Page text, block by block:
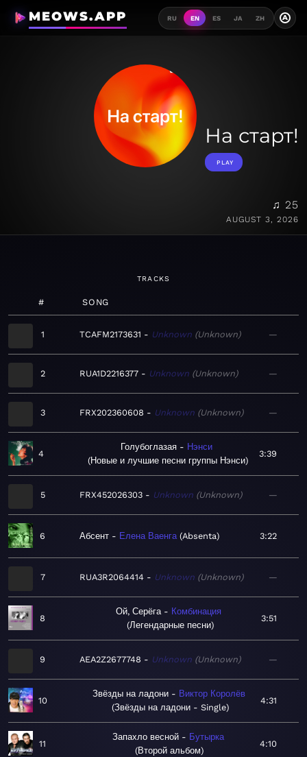
MEOWS.APP RU EN ES JA ZH A
На старт!
PLAY
♫ 25
AUGUST 3, 2026
TRACKS
# SONG
1 TCAFM2173631 Unknown Unknown —
2 RUA1D2216377 Unknown Unknown —
3 FRX202360608 Unknown Unknown —
4
Голубоглазая
Нэнси
Новые и лучшие песни группы Нэнси
3:39
5 FRX452026303 Unknown Unknown —
6 Абсент Елена Ваенга Absenta 3:22
7 RUA3R2064414 Unknown Unknown —
8
Ой, Серёга
Комбинация
Легендарные песни
3:51
9 AEA2Z2677748 Unknown Unknown —
10
Звёзды на ладони
Виктор Королёв
Звёзды на ладони - Single
4:31
11
Запахло весной
Бутырка
Второй альбом
4:10